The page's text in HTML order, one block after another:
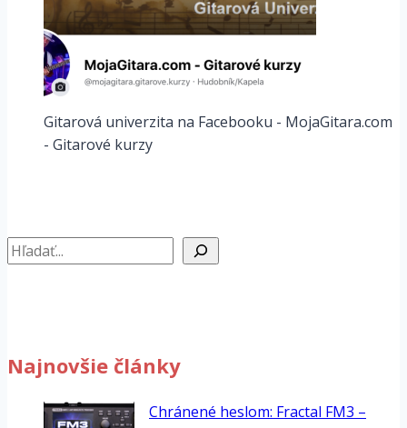
Gitarová univerzita na Facebooku - MojaGitara.com
- Gitarové kurzy
Hľadať
Najnovšie články
Chránené heslom: Fractal FM3 –